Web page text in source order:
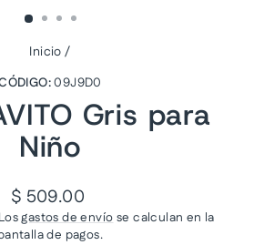
Inicio /
09J9D0
Gris para
Niño
Precio
habitual
$ 509.00
gastos de envío se calculan en la
de pagos.